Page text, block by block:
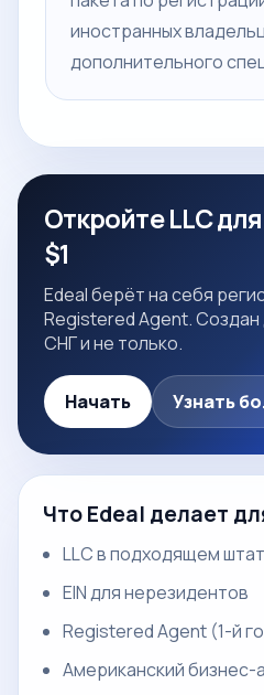
иностранных
дополнительного
Откройте LLC
$1
Edeal берёт на себя
Registered Agent. Создан
СНГ и не только.
Начать Узнать
Что Edeal делает
LLC в подходящем
EIN для нерезидентов
Registered Agent (1-й
Американский бизнес-